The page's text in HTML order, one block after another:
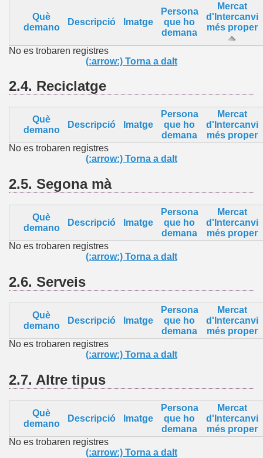
Què
demano
Descripció Imatge
Persona
que ho
demana
Mercat
d'Intercanvi
més proper
No es trobaren registres
(:arrow:) Torna a dalt
2.4. Reciclatge
Què
demano
Descripció Imatge
Persona
que ho
demana
Mercat
d'Intercanvi
més proper
No es trobaren registres
(:arrow:) Torna a dalt
2.5. Segona mà
Què
demano
Descripció Imatge
Persona
que ho
demana
Mercat
d'Intercanvi
més proper
No es trobaren registres
(:arrow:) Torna a dalt
2.6. Serveis
Què
demano
Descripció Imatge
Persona
que ho
demana
Mercat
d'Intercanvi
més proper
No es trobaren registres
(:arrow:) Torna a dalt
2.7. Altre tipus
Què
demano
Descripció Imatge
Persona
que ho
demana
Mercat
d'Intercanvi
més proper
No es trobaren registres
(:arrow:) Torna a dalt